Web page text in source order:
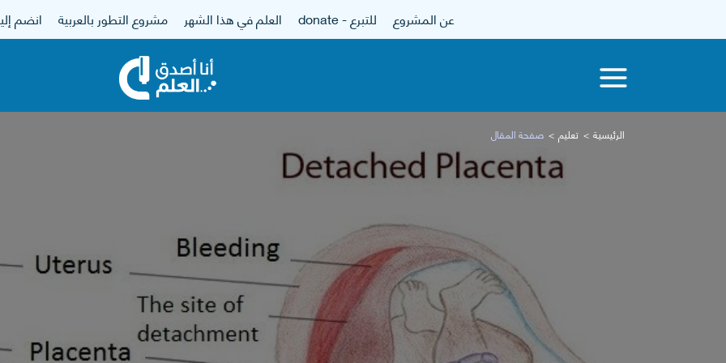
عن المشروع للتبرع - donate العلم في هذا الشهر مشروع التطور بالعربية انضم
الرئيسية تعليم صفحة المقال